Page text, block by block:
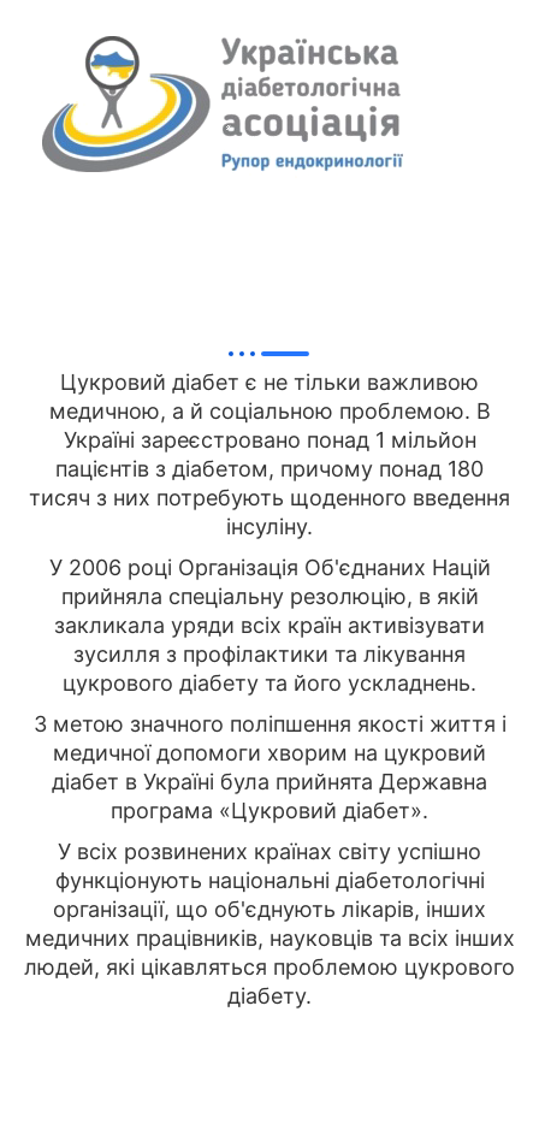
Цукровий діабет є не тільки важливою
медичною, а й соціальною проблемою. В
Україні зареєстровано понад 1 мільйон
пацієнтів з діабетом, причому понад 180
тисяч з них потребують щоденного введення
інсуліну.
У 2006 році Організація Об'єднаних Націй
прийняла спеціальну резолюцію, в якій
закликала уряди всіх країн активізувати
зусилля з профілактики та лікування
цукрового діабету та його ускладнень.
З метою значного поліпшення якості життя і
медичної допомоги хворим на цукровий
діабет в Україні була прийнята Державна
програма «Цукровий діабет».
У всіх розвинених країнах світу успішно
функціонують національні діабетологічні
організації, що об'єднують лікарів, інших
медичних працівників, науковців та всіх інших
людей, які цікавляться проблемою цукрового
діабету.